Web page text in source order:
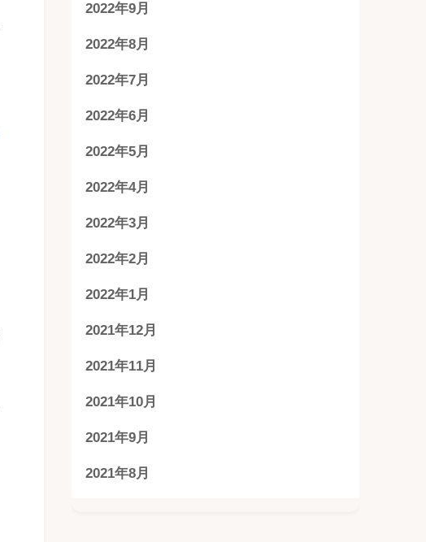
2022年9月
2022年8月
2022年7月
2022年6月
2022年5月
2022年4月
2022年3月
2022年2月
2022年1月
2021年12月
2021年11月
2021年10月
2021年9月
2021年8月